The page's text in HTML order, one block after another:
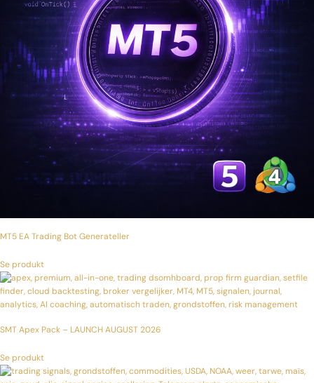
MT5 EA Trading Bot Generateller
Se produkt
SMT Apex Pack – LAUNCH AUGUST 2026
Se produkt